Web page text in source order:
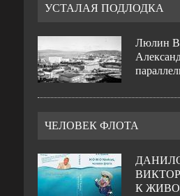
УСТАЛАЯ ПОДЛОДКА
Люлин
ЧЕЛОВЕК ФЛОТА
К